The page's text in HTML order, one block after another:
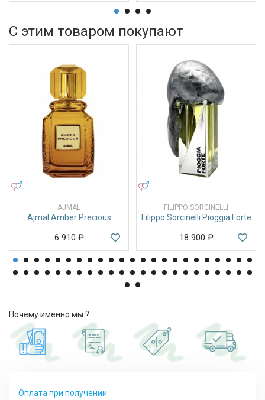
С этим товаром покупают
AJMAL
Ajmal Amber Precious
6 910 ₽
FILIPPO SORCINELLI
Filippo Sorcinelli Pioggia Forte
18 900 ₽
Почему именно мы ?
Оплата при получении